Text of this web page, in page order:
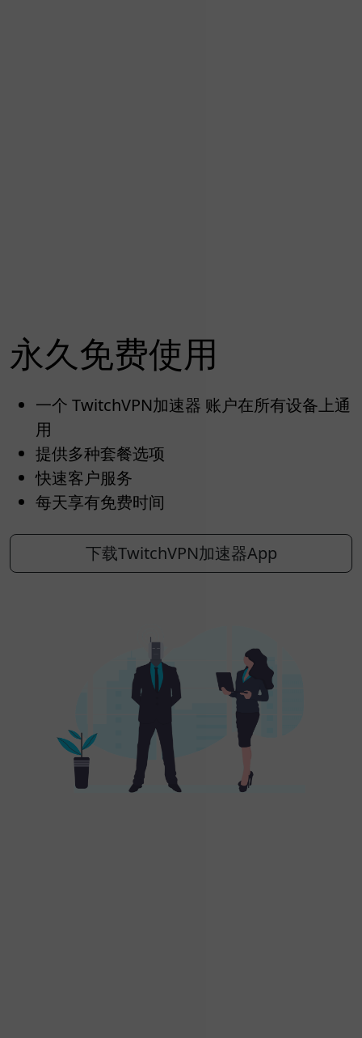
永久免费使用
一个 TwitchVPN加速器 账户在所有设备上通
用
提供多种套餐选项
快速客户服务
每天享有免费时间
下载TwitchVPN加速器App